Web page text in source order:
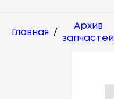
Главная /
Архив
запчастей